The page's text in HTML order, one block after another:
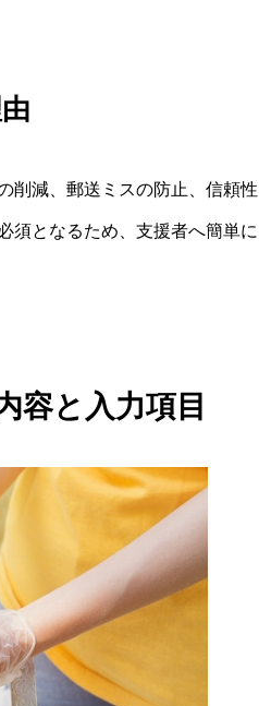
削減、郵送ミスの防止、信頼性
須となるため、支援者へ簡単に
容と入力項目